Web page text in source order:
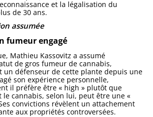
et la légalisation du
de 30 ans.
assumée
fumeur engagé
Mathieu Kassovitz a assumé
de gros fumeur de cannabis,
un défenseur de cette plante depuis une
son expérience personnelle,
il préfère être « high » plutôt que
le cannabis, selon lui, peut être une «
convictions révèlent un attachement
aux propriétés controversées.